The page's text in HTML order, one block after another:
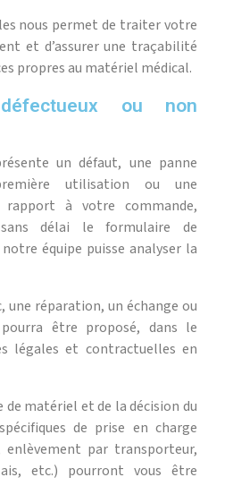
nous permet de traiter votre
et d’assurer une traçabilité
propres au matériel médical.
ou non
un défaut, une panne
utilisation ou une
rapport à votre commande,
délai le formulaire de
équipe puisse analyser la
une réparation, un échange ou
être proposé, dans le
légales et contractuelles en
matériel et de la décision du
de prise en charge
par transporteur,
etc.) pourront vous être